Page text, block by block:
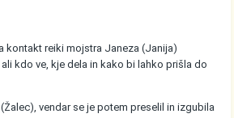
kontakt reiki mojstra Janeza (Janija)
kdo ve, kje dela in kako bi lahko prišla do
vendar se je potem preselil in izgubila